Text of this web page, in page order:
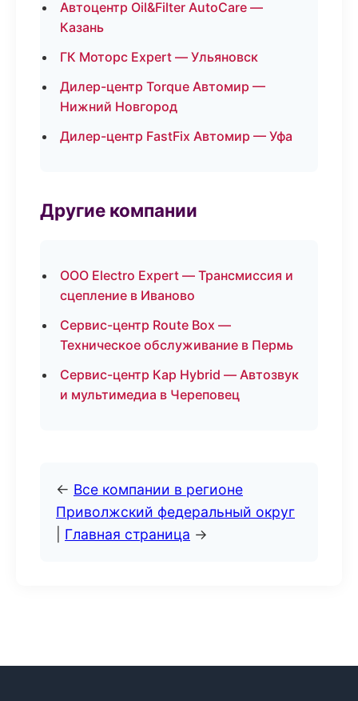
Автоцентр Oil&Filter AutoCare —
Казань
ГК Моторс Expert — Ульяновск
Дилер-центр Torque Автомир —
Нижний Новгород
Дилер-центр FastFix Автомир — Уфа
Другие компании
ООО Electro Expert — Трансмиссия и
сцепление в Иваново
Сервис-центр Route Box —
Техническое обслуживание в Пермь
Сервис-центр Кар Hybrid — Автозвук
и мультимедиа в Череповец
← Все компании в регионе
Приволжский федеральный округ
Главная страница →